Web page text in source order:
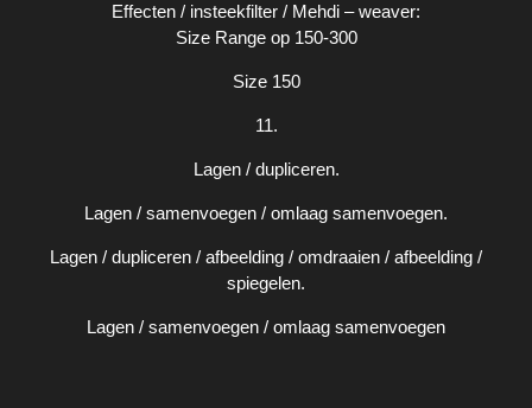
Effecten / insteekfilter / Mehdi – weaver:
Size Range op 150-300
Size 150
11.
Lagen / dupliceren.
Lagen / samenvoegen / omlaag samenvoegen.
Lagen / dupliceren / afbeelding / omdraaien / afbeelding /
spiegelen.
Lagen / samenvoegen / omlaag samenvoegen